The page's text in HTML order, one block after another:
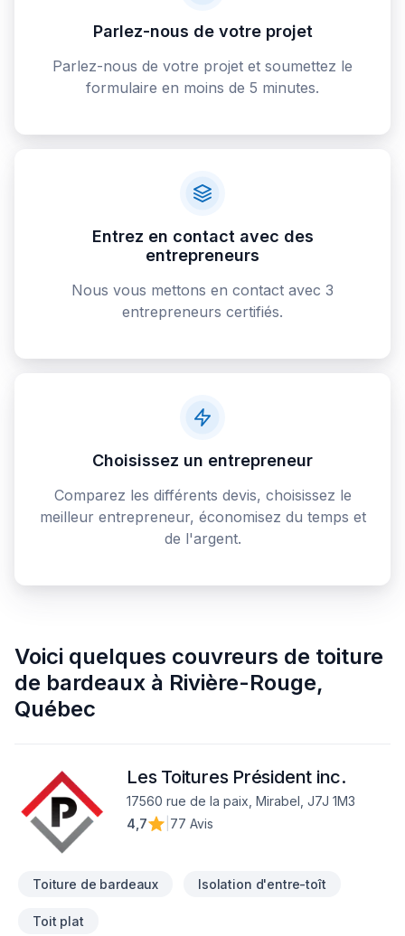
Parlez-nous de votre projet
Parlez-nous de votre projet et soumettez le
formulaire en moins de 5 minutes.
Entrez en contact avec des
entrepreneurs
Nous vous mettons en contact avec 3
entrepreneurs certifiés.
Choisissez un entrepreneur
Comparez les différents devis, choisissez le
meilleur entrepreneur, économisez du temps et
de l'argent.
Voici quelques couvreurs de toiture
de bardeaux à Rivière-Rouge,
Québec
Les Toitures Président inc.
17560 rue de la paix, Mirabel, J7J 1M3
4,7
77 Avis
Toiture de bardeaux Isolation d'entre-toît
Toit plat